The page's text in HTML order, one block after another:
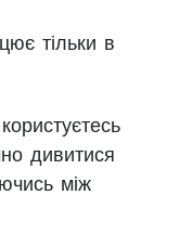
тільки в
дивитися
між